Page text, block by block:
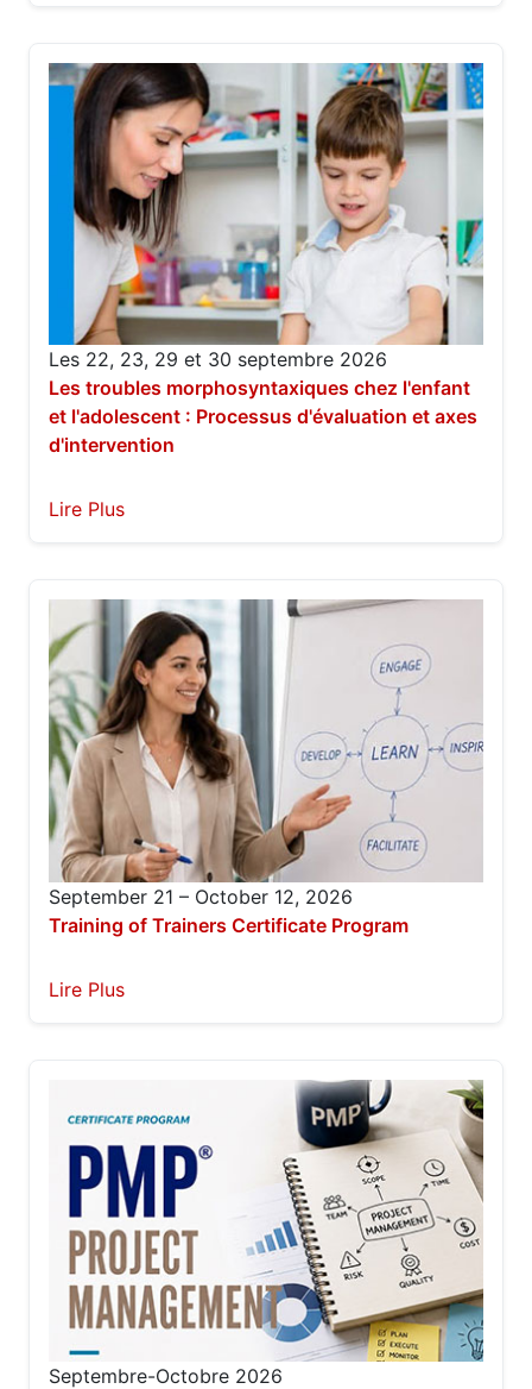
Les 22, 23, 29 et 30 septembre 2026
Les troubles morphosyntaxiques chez l'enfant
et l'adolescent : Processus d'évaluation et axes
d'intervention
Lire Plus
September 21 – October 12, 2026
Training of Trainers Certificate Program
Lire Plus
Septembre-Octobre 2026